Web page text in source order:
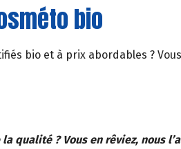
bio
bio et à prix abordables ?
? Vous en rêviez, nous